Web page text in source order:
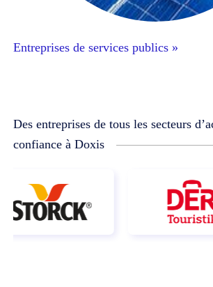
Entreprises de services publics »
Des entreprises de tous les secteurs
confiance à Doxis